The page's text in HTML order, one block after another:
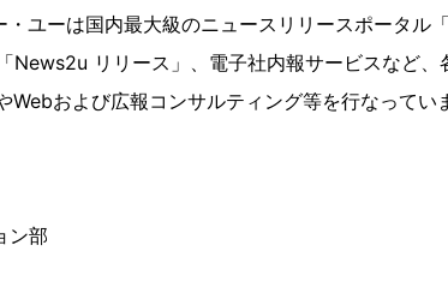
ユーは国内最大級のニュースリリースポータル
News2u リリース」、電子社内報サービスなど、
Webおよび広報コンサルティング等を行なってい
ン部